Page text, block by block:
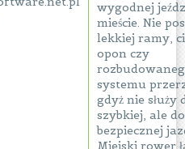
wygodnej
mieście. Nie
lekkiej ramy,
opon czy
systemu
gdyż nie służy
szybkiej, ale do
bezpiecznej
Miejski rower